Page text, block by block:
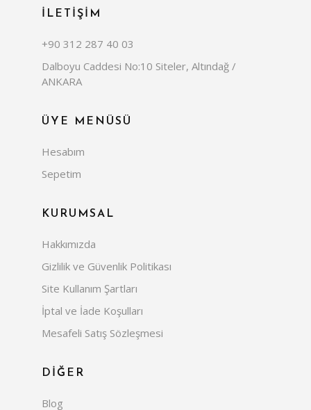
İLETİŞİM
+90 312 287 40 03
Dalboyu Caddesi No:10 Siteler, Altındağ /
ANKARA
ÜYE MENÜSÜ
Hesabım
Sepetim
KURUMSAL
Hakkımızda
Gizlilik ve Güvenlik Politikası
Site Kullanım Şartları
İptal ve İade Koşulları
Mesafeli Satış Sözleşmesi
DİĞER
Blog